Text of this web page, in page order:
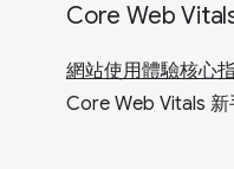
Core Web
網站使用體驗核心
Core Web Vitals 新